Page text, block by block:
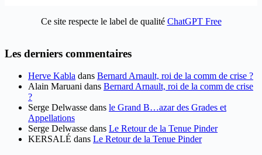
Ce site respecte le label de qualité ChatGPT Free
Les derniers commentaires
Herve Kabla dans Bernard Arnault, roi de la comm de crise ?
Alain Maruani dans Bernard Arnault, roi de la comm de crise
?
Serge Delwasse dans le Grand B…azar des Grades et
Appellations
Serge Delwasse dans Le Retour de la Tenue Pinder
KERSALÉ dans Le Retour de la Tenue Pinder